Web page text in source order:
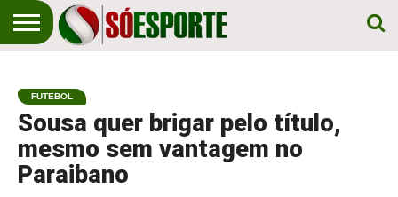
EM
PRIMEIRO
ESPORTE
FUTEBOL
Sousa quer brigar pelo título,
mesmo sem vantagem no
Paraibano